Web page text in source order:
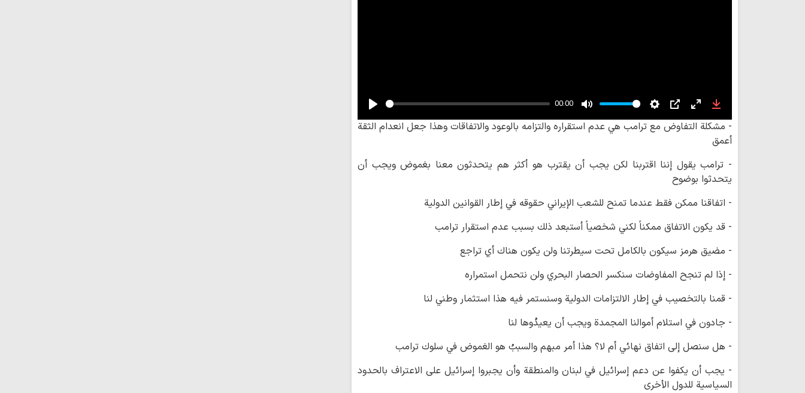
Play
00:00
Mute Settings
PIP Enter
fullscreen
Download
- مشكلة التفاوض مع ترامب هي عدم استقراره والتزامه بالوعود والاتفاقات وهذا جعل انعدام الثقة
أعمق
- ترامب يقول إننا اقتربنا لكن يجب أن يقترب هو أكثر هم يتحدثون معنا بغموض ويجب أن
يتحدثوا بوضوح
- اتفاقنا ممكن فقط عندما تمنح للشعب الإيراني حقوقه في إطار القوانين الدولية
- قد يكون الاتفاق ممكناً لكني شخصياً أستبعد ذلك بسبب عدم استقرار ترامب
- مضيق هرمز سيكون بالكامل تحت سيطرتنا ولن يكون هناك أي تراجع
- إذا لم تنجح المفاوضات سنكسر الحصار البحري ولن نتحمل استمراره
- قمنا بالتخصيب في إطار الالتزامات الدولية وسنستمر فيه هذا استثمار وطني لنا
- جادون في استلام أموالنا المجمدة ويجب أن يعيدُوها لنا
- هل سنصل إلى اتفاق نهائي أم لا؟ هذا أمر مبهم والسببُ هو الغموض في سلوك ترامب
- يجب أن يكفوا عن دعم إسرائيل في لبنان والمنطقة وأن يجبروا إسرائيل على الاعتراف بالحدود
السياسية للدول الأخرى